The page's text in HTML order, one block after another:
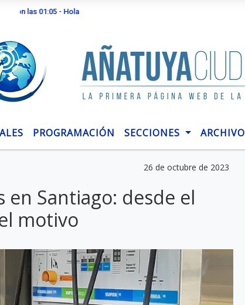
01:05 - Hola
PROGRAMACIÓN SECCIONES ARCHIVO
26 de octubre de 2023
Santiago: desde el
motivo